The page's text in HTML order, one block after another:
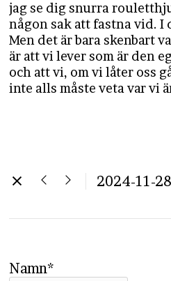
jag se dig snurra
någon sak att fastna vid. I
Men det är bara skenbart
är att vi lever som är den
och att vi, om vi låter oss
inte alls måste veta var vi
2024-11-28
Namn*